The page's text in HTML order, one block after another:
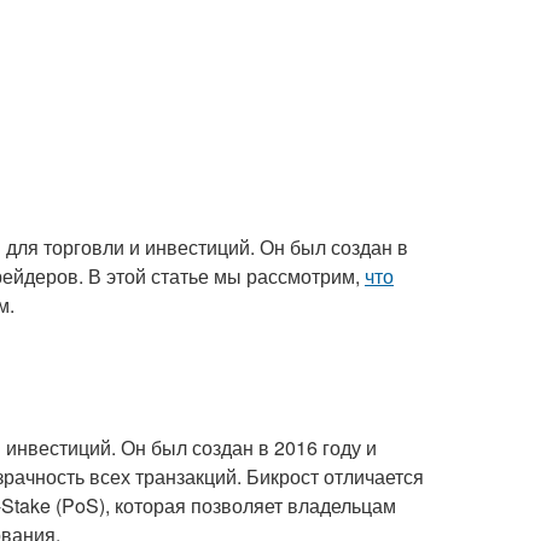
торговли и инвестиций. Он был создан в
В этой статье мы рассмотрим, что
инвестиций. Он был создан в 2016 году и
всех транзакций. Бикрост отличается
(PoS), которая позволяет владельцам